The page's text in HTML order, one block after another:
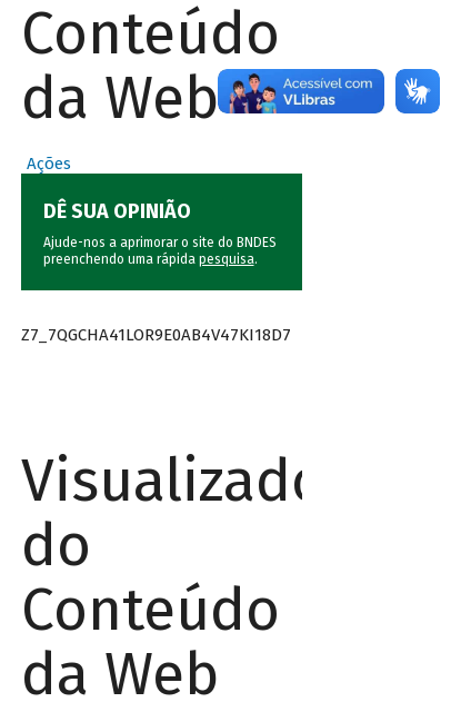
Conteúdo
da Web
Ações
DÊ SUA OPINIÃO
Ajude-nos a aprimorar o site do BNDES
preenchendo uma rápida pesquisa.
Z7_7QGCHA41LOR9E0AB4V47KI18D7
Visualizador
do
Conteúdo
da Web